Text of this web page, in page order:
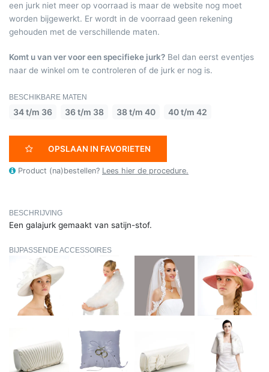
een jurk niet meer op voorraad is maar de website nog moet
worden bijgewerkt. Er wordt in de voorraad geen rekening
gehouden met de verschillende maten.
Komt u van ver voor een specifieke jurk? Bel dan eerst eventjes
naar de winkel om te controleren of de jurk er nog is.
BESCHIKBARE MATEN
34 t/m 36 36 t/m 38 38 t/m 40 40 t/m 42
OPSLAAN IN FAVORIETEN
Product (na)bestellen? Lees hier de procedure.
BESCHRIJVING
Een galajurk gemaakt van satijn-stof.
BIJPASSENDE ACCESSOIRES